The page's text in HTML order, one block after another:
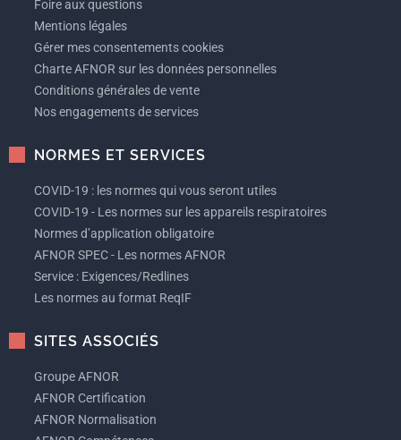
Foire aux questions
Mentions légales
Gérer mes consentements cookies
Charte AFNOR sur les données personnelles
Conditions générales de vente
Nos engagements de services
NORMES ET SERVICES
COVID-19 : les normes qui vous seront utiles
COVID-19 - Les normes sur les appareils respiratoires
Normes d’application obligatoire
AFNOR SPEC - Les normes AFNOR
Service : Exigences/Redlines
Les normes au format ReqIF
SITES ASSOCIÉS
Groupe AFNOR
AFNOR Certification
AFNOR Normalisation